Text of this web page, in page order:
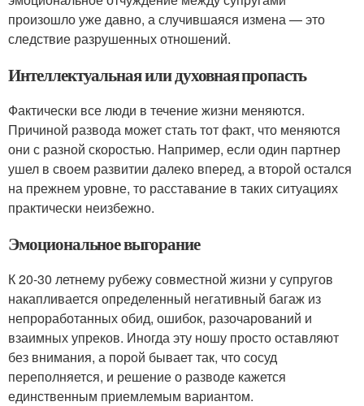
произошло уже давно, а случившаяся измена — это
следствие разрушенных отношений.
Интеллектуальная или духовная пропасть
Фактически все люди в течение жизни меняются.
Причиной развода может стать тот факт, что меняются
они с разной скоростью. Например, если один партнер
ушел в своем развитии далеко вперед, а второй остался
на прежнем уровне, то расставание в таких ситуациях
практически неизбежно.
Эмоциональное выгорание
К 20-30 летнему рубежу совместной жизни у супругов
накапливается определенный негативный багаж из
непроработанных обид, ошибок, разочарований и
взаимных упреков. Иногда эту ношу просто оставляют
без внимания, а порой бывает так, что сосуд
переполняется, и решение о разводе кажется
единственным приемлемым вариантом.